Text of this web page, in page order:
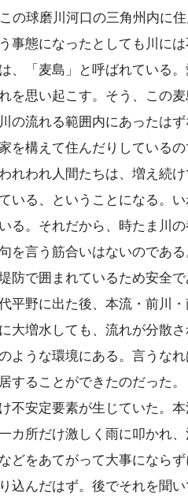
の球磨川河口の三角州内に
事態になったとしても川に
、「麦島」と呼ばれている
を思い起こす。そう、この
の流れる範囲内にあったはず
を構えて住んだりしている
れわれ人間たちは、増え続
いる、ということになる。
る。それだから、時たま川
を言う筋合いはないのである
で囲まれているため安全で
平野に出た後、本流・前川・
大増水しても、流れが分散
ような環境にある。言うなれ
することができたのだった。
安定要素が生じていた。
カ所だけ激しく雨に叩かれ
をあてがって大事にならず
込んだはず。後でそれを聞